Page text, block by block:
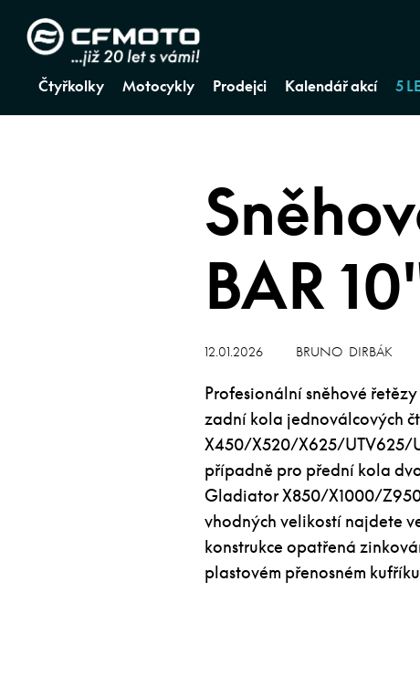
Čtyřkolky Motocykly Prodejci Kalendář akcí 5
BAR
12.01.2026 BRUNO DIRBÁK
Profesionální sněhové
zadní kola jednoválcových
X450/X520/X625/UTV625/
případně pro přední kola
Gladiator X850/X1000/
vhodných velikostí najdete
konstrukce opatřená
plastovém přenosném